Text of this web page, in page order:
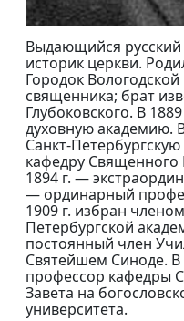
Выдающийся
историк церкви.
Городок
священника; брат
Глубоковского. В
духовную академию.
Санкт-
кафедру Священного
1894 г. —
— ординарный
1909 г. избран
Петербургской
постоянный член
Святейшем Синоде. В
профессор кафедры
Завета на
университета.